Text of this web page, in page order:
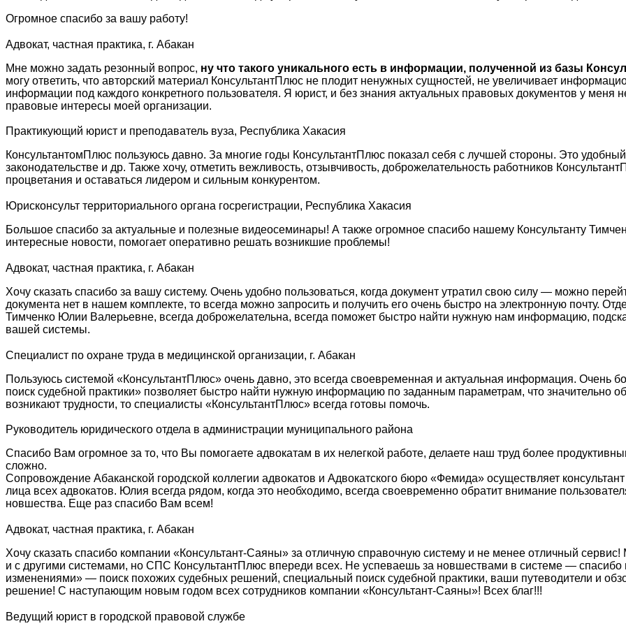
Огромное спасибо за вашу работу!
Адвокат, частная практика, г. Абакан
Мне можно задать резонный вопрос, ну что такого уникального есть в информации, полученной из базы
могу ответить, что авторский материал КонсультантПлюс не плодит ненужных сущностей, не увеличивает
информации под каждого конкретного пользователя. Я юрист, и без знания актуальных правовых документов у
правовые интересы моей организации.
Практикующий юрист и преподаватель вуза, Республика Хакасия
КонсультантомПлюс пользуюсь давно. За многие годы КонсультантПлюс показал себя с лучшей стороны. Это
законодательстве и др. Также хочу, отметить вежливость, отзывчивость, доброжелательность работников
процветания и оставаться лидером и сильным конкурентом.
Юрисконсульт территориального органа госрегистрации, Республика Хакасия
Большое спасибо за актуальные и полезные видеосеминары! А также огромное спасибо нашему Консультанту
интересные новости, помогает оперативно решать возникшие проблемы!
Адвокат, частная практика, г. Абакан
Хочу сказать спасибо за вашу систему. Очень удобно пользоваться, когда документ утратил свою силу — можно
документа нет в нашем комплекте, то всегда можно запросить и получить его очень быстро на электронную почту.
Тимченко Юлии Валерьевне, всегда доброжелательна, всегда поможет быстро найти нужную нам информацию,
вашей системы.
Специалист по охране труда в медицинской организации, г. Абакан
Пользуюсь системой «КонсультантПлюс» очень давно, это всегда своевременная и актуальная информация. Очень
поиск судебной практики» позволяет быстро найти нужную информацию по заданным параметрам, что значительно
возникают трудности, то специалисты «КонсультантПлюс» всегда готовы помочь.
Руководитель юридического отдела в администрации муниципального района
Спасибо Вам огромное за то, что Вы помогаете адвокатам в их нелегкой работе, делаете наш труд более
сложно.
Сопровождение Абаканской городской коллегии адвокатов и Адвокатского бюро «Фемида» осуществляет
лица всех адвокатов. Юлия всегда рядом, когда это необходимо, всегда своевременно обратит внимание
новшества. Еще раз спасибо Вам всем!
Адвокат, частная практика, г. Абакан
Хочу сказать спасибо компании «Консультант-Саяны» за отличную справочную систему и не менее отличный
и с другими системами, но СПС КонсультантПлюс впереди всех. Не успеваешь за новшествами в системе — спасибо
изменениями» — поиск похожих судебных решений, специальный поиск судебной практики, ваши путеводители и
решение! С наступающим новым годом всех сотрудников компании «Консультант-Саяны»! Всех благ!!!
Ведущий юрист в городской правовой службе